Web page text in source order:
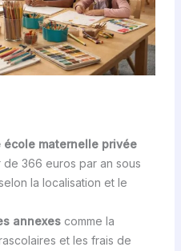
école maternelle privée
366 euros par an sous
la localisation et le
annexescomme la
et les frais de